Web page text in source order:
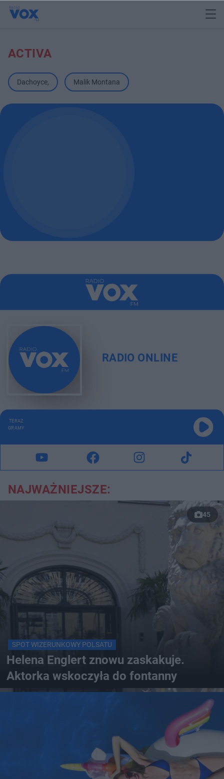
ACTIVA
Dachoyce, Malik Montana
RADIO ONLINE
TERAZ
GRAMY
NAJWAŻNIEJSZE:
45
SPOT WIZERUNKOWY POLSATU
Helena Englert znowu zaskakuje.
Aktorka wskoczyła do fontanny